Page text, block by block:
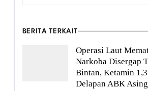
BERITA TERKAIT
Operasi Laut
Narkoba Disergap
Bintan, Ketamin
Delapan ABK